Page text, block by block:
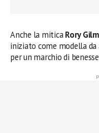
Anche la miticaRory
iniziato come modella da
per un marchio di